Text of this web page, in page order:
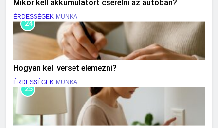
Mikor kell akkumulátort cserélni az autóban?
ÉRDESSÉGEK MUNKA
24
Hogyan kell verset elemezni?
ÉRDESSÉGEK MUNKA
25